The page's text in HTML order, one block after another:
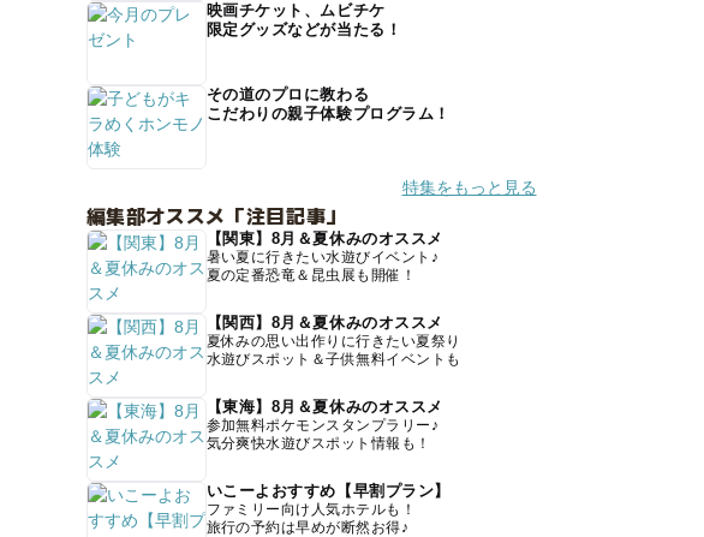
映画チケット、ムビチケ
限定グッズなどが当たる！
その道のプロに教わる
こだわりの親子体験プログラム！
特集をもっと見る
編集部オススメ「注目記事」
【関東】8月＆夏休みのオススメ
暑い夏に行きたい水遊びイベント♪
夏の定番恐竜＆昆虫展も開催！
【関西】8月＆夏休みのオススメ
夏休みの思い出作りに行きたい夏祭り
水遊びスポット＆子供無料イベントも
【東海】8月＆夏休みのオススメ
参加無料ポケモンスタンプラリー♪
気分爽快水遊びスポット情報も！
いこーよおすすめ【早割プラン】
ファミリー向け人気ホテルも！
旅行の予約は早めが断然お得♪